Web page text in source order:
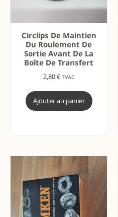
Circlips De Maintien
Du Roulement De
Sortie Avant De La
Boîte De Transfert
2,80€ TVAC
Ajouter au panier